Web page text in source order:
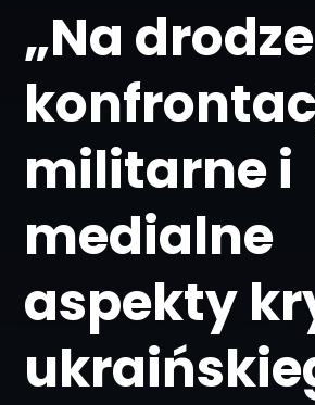
„Na
militarne i
medialne
aspekty